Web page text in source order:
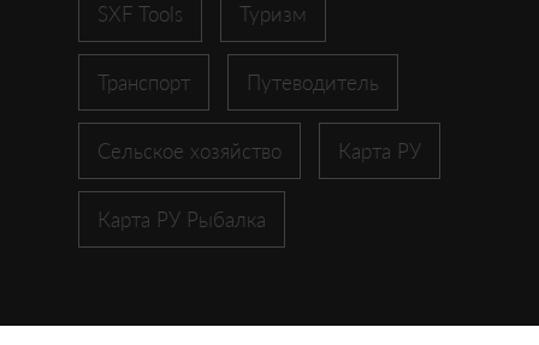
SXF Tools Туризм
Транспорт Путеводитель
Сельское хозяйство Карта РУ
Карта РУ Рыбалка